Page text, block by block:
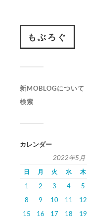
もぶろぐ
新MOBLOGについて
検索
カレンダー
2022年5月
日 月 火 水 木
1 2 3 4 5
8
9 10 11 12
15
16 17 18 19